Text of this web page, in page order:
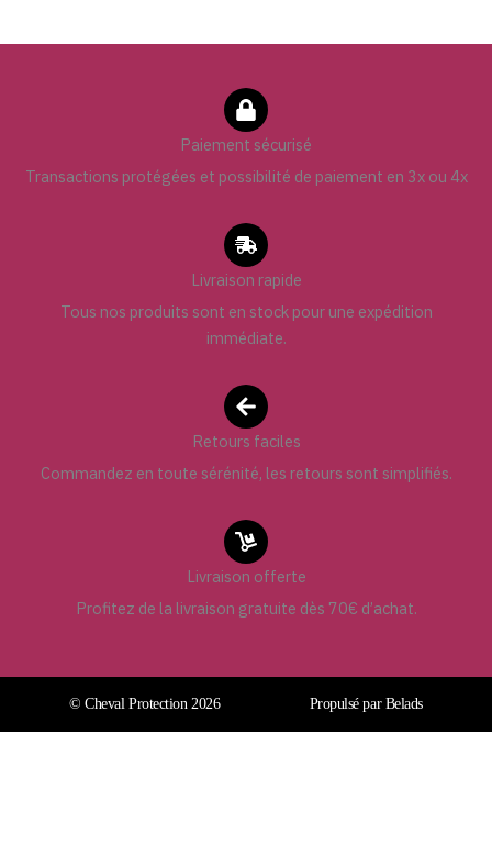
Paiement sécurisé
Transactions protégées et possibilité de paiement en 3x ou 4x
Livraison rapide
Tous nos produits sont en stock pour une expédition
immédiate.
Retours faciles
Commandez en toute sérénité, les retours sont simplifiés.
Livraison offerte
Profitez de la livraison gratuite dès 70€ d’achat.
© Cheval Protection 2026 Propulsé par Belads